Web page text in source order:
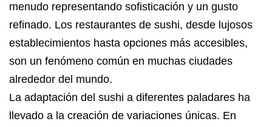
menudo representando sofisticación y un gusto
refinado. Los restaurantes de sushi, desde lujosos
establecimientos hasta opciones más accesibles,
son un fenómeno común en muchas ciudades
alrededor del mundo.
La adaptación del sushi a diferentes paladares ha
llevado a la creación de variaciones únicas. En